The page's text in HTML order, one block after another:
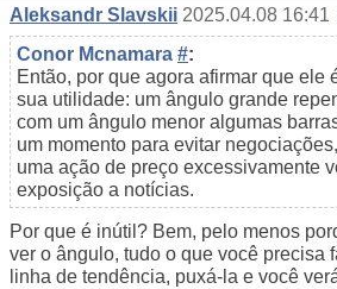
Aleksandr Slavskii 2025.04.08 16:41
Conor Mcnamara #:
Então, por que agora afirmar que ele
sua utilidade: um ângulo grande
com um ângulo menor algumas
um momento para evitar
uma ação de preço excessivamente
exposição a notícias.
Por que é inútil? Bem, pelo menos
ver o ângulo, tudo o que você precisa
linha de tendência, puxá-la e você